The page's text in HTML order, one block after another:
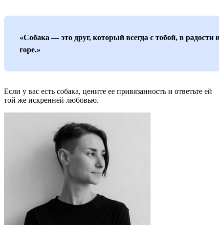
«Собака — это друг, который всегда с тобой, в радости
горе.»
Если у вас есть собака, цените ее привязанность и ответьте ей
той же искренней любовью.